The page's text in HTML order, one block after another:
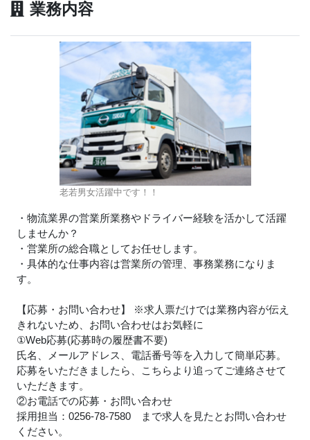
業務内容
老若男女活躍中です！！
・物流業界の営業所業務やドライバー経験を活かして活躍
しませんか？
・営業所の総合職としてお任せします。
・具体的な仕事内容は営業所の管理、事務業務になりま
す。
【応募・お問い合わせ】 ※求人票だけでは業務内容が伝え
きれないため、お問い合わせはお気軽に
①Web応募(応募時の履歴書不要)
氏名、メールアドレス、電話番号等を入力して簡単応募。
応募をいただきましたら、こちらより追ってご連絡させて
いただきます。
②お電話での応募・お問い合わせ
採用担当：0256-78-7580 まで求人を見たとお問い合わせ
ください。